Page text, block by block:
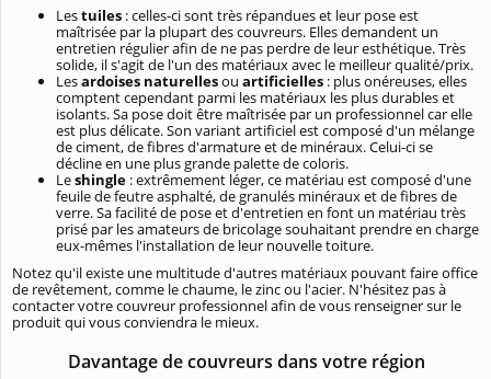
Lestuiles : celles-ci sont très répandues et leur pose est
maîtrisée par la plupart des couvreurs. Elles demandent un
entretien régulier afin de ne pas perdre de leur esthétique. Très
solide, il s'agit de l'un des matériaux avec le meilleur qualité/prix.
Lesardoises naturellesou artificielles : plus onéreuses, elles
comptent cependant parmi les matériaux les plus durables et
isolants. Sa pose doit être maîtrisée par un professionnel car elle
est plus délicate. Son variant artificiel est composé d'un mélange
de ciment, de fibres d'armature et de minéraux. Celui-ci se
décline en une plus grande palette de coloris.
Leshingle : extrêmement léger, ce matériau est composé d'une
feuile de feutre asphalté, de granulés minéraux et de fibres de
verre. Sa facilité de pose et d'entretien en font un matériau très
prisé par les amateurs de bricolage souhaitant prendre en charge
eux-mêmes l'installation de leur nouvelle toiture.
Notez qu'il existe une multitude d'autres matériaux pouvant faire office
de revêtement, comme le chaume, le zinc ou l'acier. N'hésitez pas à
contacter votre couvreur professionnel afin de vous renseigner sur le
produit qui vous conviendra le mieux.
Davantage de couvreurs dans votre région